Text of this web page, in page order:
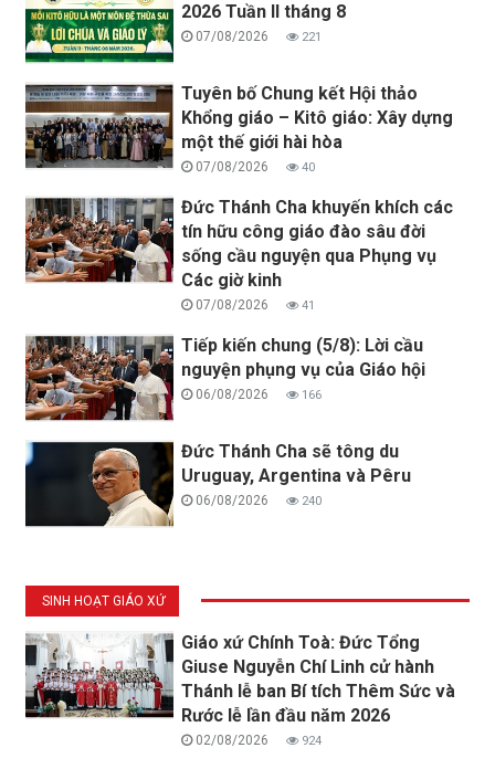
2026 Tuần II tháng 8
07/08/2026 221
Tuyên bố Chung kết Hội thảo
Khổng giáo – Kitô giáo: Xây dựng
một thế giới hài hòa
07/08/2026 40
Đức Thánh Cha khuyến khích các
tín hữu công giáo đào sâu đời
sống cầu nguyện qua Phụng vụ
Các giờ kinh
07/08/2026 41
Tiếp kiến chung (5/8): Lời cầu
nguyện phụng vụ của Giáo hội
06/08/2026 166
Đức Thánh Cha sẽ tông du
Uruguay, Argentina và Pêru
06/08/2026 240
SINH HOẠT GIÁO XỨ
Giáo xứ Chính Toà: Đức Tổng
Giuse Nguyễn Chí Linh cử hành
Thánh lễ ban Bí tích Thêm Sức và
Rước lễ lần đầu năm 2026
02/08/2026 924